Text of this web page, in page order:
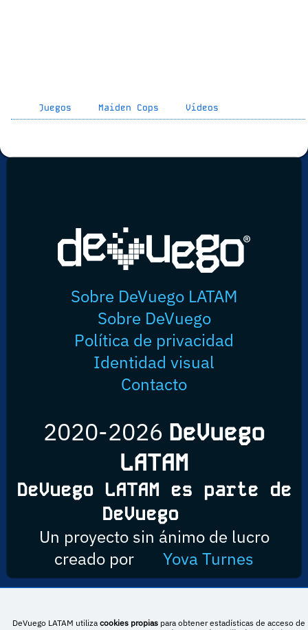
Juegos Maiden Cops Vídeos
Sobre DeVuego LATAM
Sobre DeVuego
Política de privacidad
Identidad visual
Contacto
2020-2026 DeVuego
LATAM
DeVuego LATAM es parte de
DeVuego
Un proyecto sin ánimo de lucro
creado por
Yova Turnes
Esta obra está bajo una licencia de Creative Commons Reconocimiento-
DeVuego LATAM utiliza cookies propiaspara obtener estadísticas de acceso de